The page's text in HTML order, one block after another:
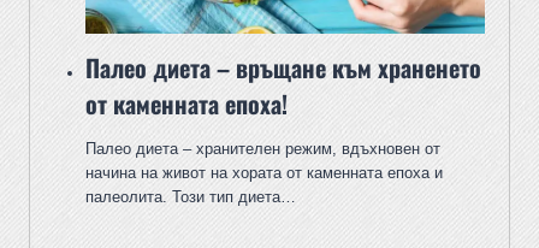
Палео диета – връщане към храненето
от каменната епоха!
Палео диета – хранителен режим, вдъхновен от
начина на живот на хората от каменната епоха и
палеолита. Този тип диета…